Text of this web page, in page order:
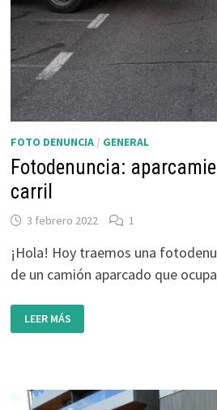
FOTO DENUNCIA/ GENERAL
Fotodenuncia:
carril
3 febrero 2022 1
¡Hola! Hoy traemos una
de un camión aparcado que
FOTODENUNCIA:
APARCAMIENTO
OCUPANDO
LEER MÁS